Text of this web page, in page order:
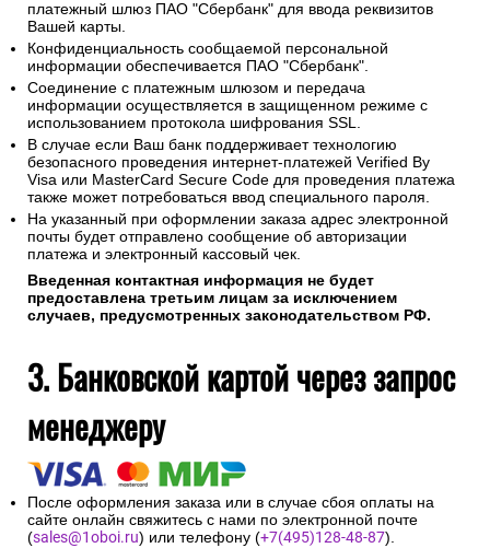
платежный шлюз ПАО "Сбербанк" для ввода реквизитов
Вашей карты.
Конфиденциальность сообщаемой персональной
информации обеспечивается ПАО "Сбербанк".
Соединение с платежным шлюзом и передача
информации осуществляется в защищенном режиме с
использованием протокола шифрования SSL.
В случае если Ваш банк поддерживает технологию
безопасного проведения интернет-платежей Verified By
Visa или MasterCard Secure Code для проведения платежа
также может потребоваться ввод специального пароля.
На указанный при оформлении заказа адрес электронной
почты будет отправлено сообщение об авторизации
платежа и электронный кассовый чек.
Введенная контактная информация не будет
предоставлена третьим лицам за исключением
случаев, предусмотренных законодательством РФ.
3. Банковской картой через запрос
менеджеру
После оформления заказа или в случае сбоя оплаты на
сайте онлайн свяжитесь с нами по электронной почте
(sales@1oboi.ru) или телефону (+7(495)128-48-87).